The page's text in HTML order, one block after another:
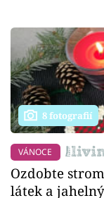
8 fotografií
VÁNOCE
Ozdobte
látek a